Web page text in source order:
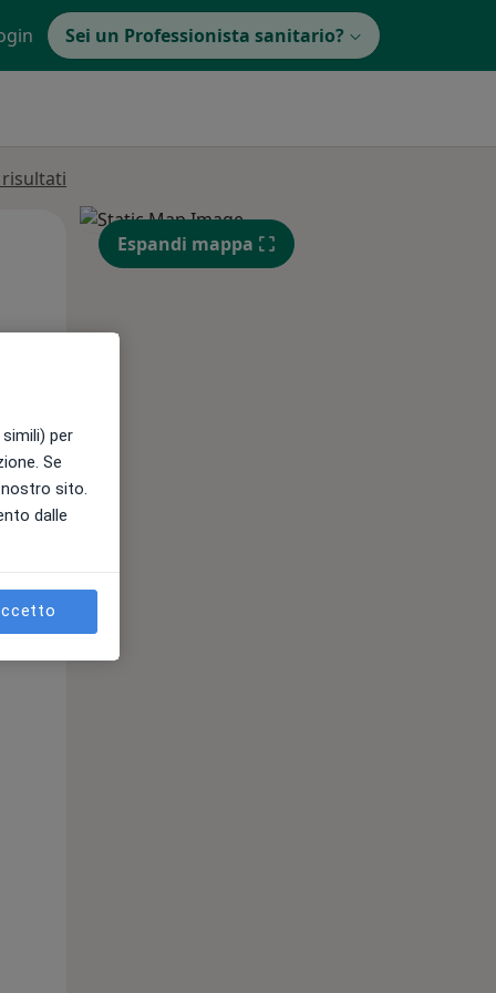
Sei un Professionista sanitario?
Mer, Gio,
13 Ago
Mar,
11 Ago
Espandi mappa
per
Se
sito.
dalle